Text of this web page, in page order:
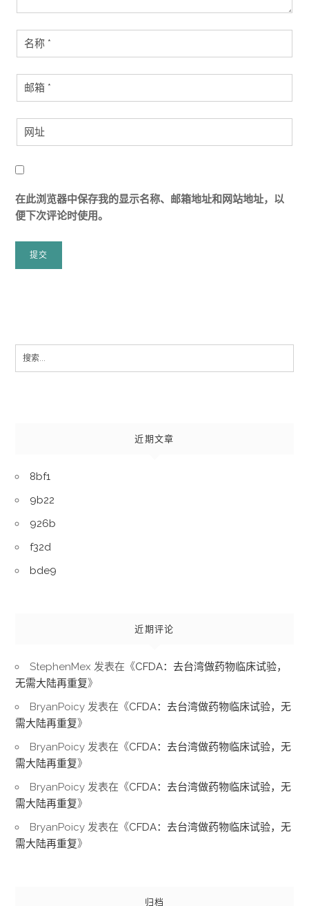
在此浏览器中保存我的显示名称、邮箱地址和网站地址，以
便下次评论时使用。
Search
近期文章
8bf1
9b22
926b
f32d
bde9
近期评论
StephenMex 发表在《CFDA：去台湾做药物临床试验，
无需大陆再重复》
BryanPoicy 发表在《CFDA：去台湾做药物临床试验，无
需大陆再重复》
BryanPoicy 发表在《CFDA：去台湾做药物临床试验，无
需大陆再重复》
BryanPoicy 发表在《CFDA：去台湾做药物临床试验，无
需大陆再重复》
BryanPoicy 发表在《CFDA：去台湾做药物临床试验，无
需大陆再重复》
归档